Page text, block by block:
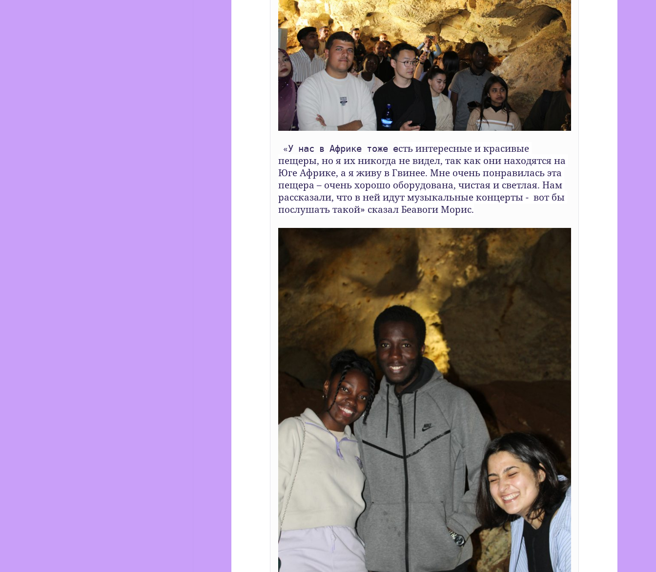
«У нас в Африке тоже есть интересные и красивые
пещеры, но я их никогда не видел, так как они находятся на
Юге Африке, а я живу в Гвинее. Мне очень понравилась эта
пещера – очень хорошо оборудована, чистая и светлая. Нам
рассказали, что в ней идут музыкальные концерты -  вот бы
послушать такой» сказал Беавоги Морис.